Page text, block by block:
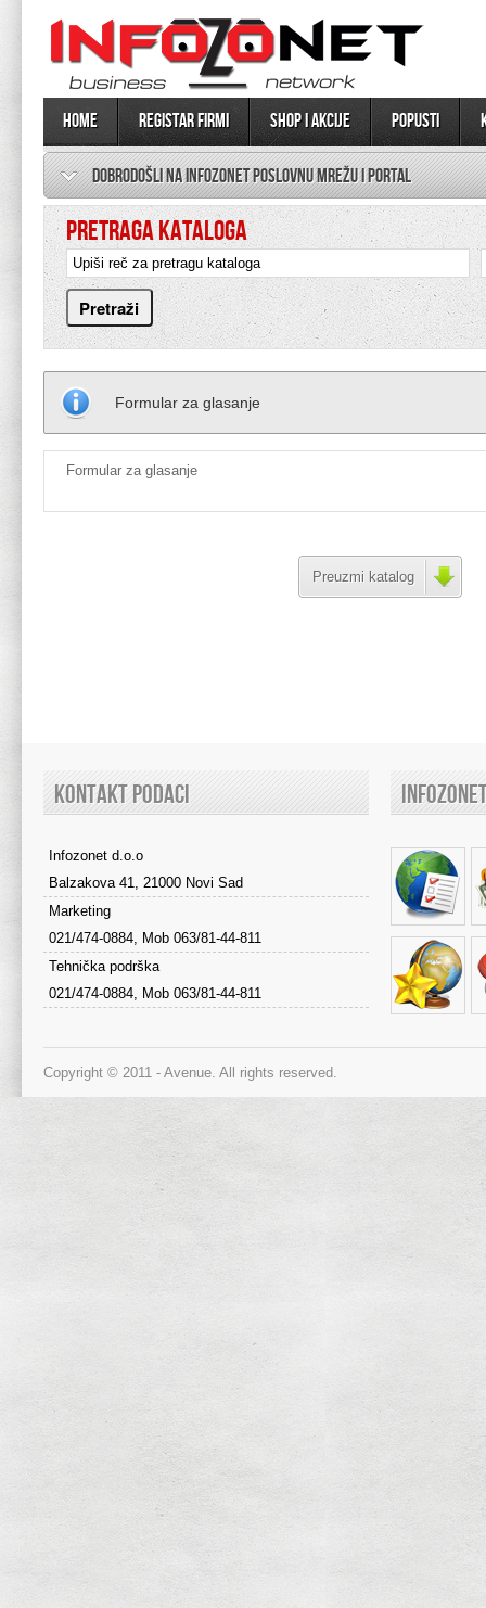
Home Registar firmi SHOP I AKCIJE Popusti
DOBRODOŠLI NA INFOZONET POSLOVNU MREŽU I PORTAL
PRETRAGA KATALOGA
Formular za glasanje
Formular za glasanje
Preuzmi katalog
KONTAKT PODACI
Infozonet d.o.o
Balzakova 41, 21000 Novi Sad
Marketing
021/474-0884, Mob 063/81-44-811
Tehnička podrška
021/474-0884, Mob 063/81-44-811
Copyright © 2011 - Avenue. All rights reserved.